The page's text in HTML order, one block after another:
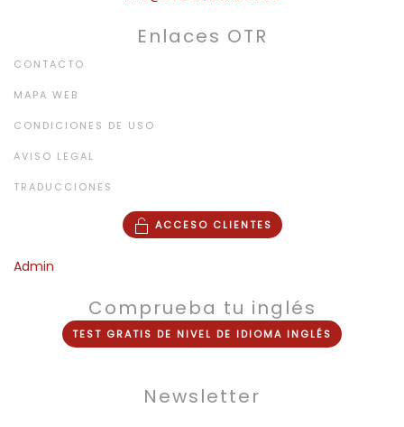
Enlaces OTR
CONTACTO
MAPA WEB
CONDICIONES DE USO
AVISO LEGAL
TRADUCCIONES
ACCESO CLIENTES
Admin
Comprueba tu inglés
TEST GRATIS DE NIVEL DE IDIOMA INGLÉS
Newsletter